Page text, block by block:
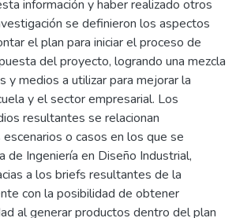
información y haber realizado otros
se definieron los aspectos
el plan para iniciar el proceso de
del proyecto, logrando una mezcla
y medios a utilizar para mejorar la
y el sector empresarial. Los
resultantes se relacionan
o casos en los que se
de Ingeniería en Diseño Industrial,
a los briefs resultantes de la
con la posibilidad de obtener
al generar productos dentro del plan